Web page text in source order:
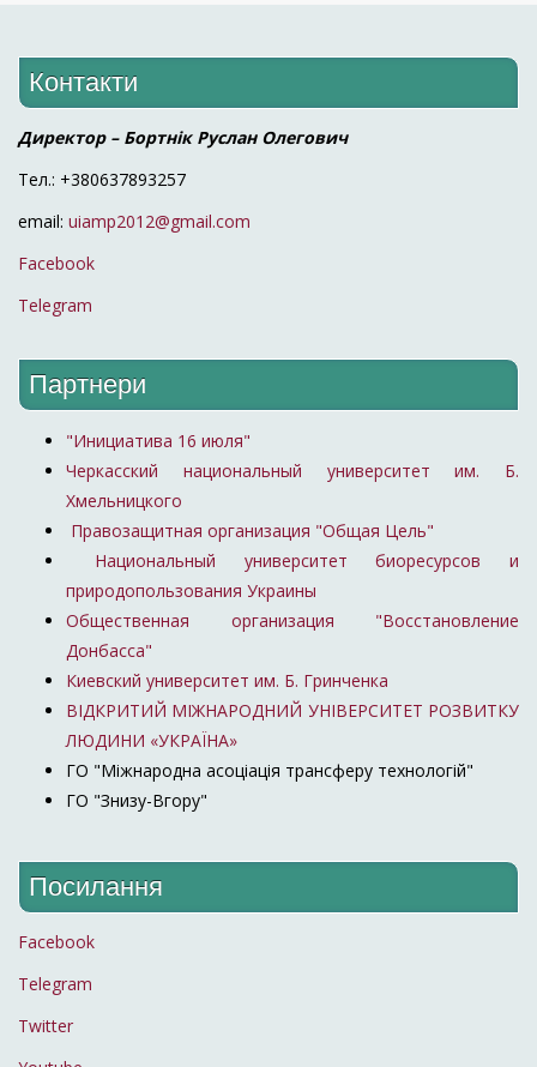
Контакти
Директор – Бортнік Руслан Олегович
Тел.: +380637893257
email: uiamp2012@gmail.com
Facebook
Telegram
Партнери
"Инициатива 16 июля"
Черкасский национальный университет им. Б.
Хмельницкого
Правозащитная организация "Общая Цель"
Национальный университет биоресурсов и
природопользования Украины
Общественная организация "Восстановление
Донбасса"
Киевский университет им. Б. Гринченка
ВІДКРИТИЙ МІЖНАРОДНИЙ УНІВЕРСИТЕТ РОЗВИТКУ
ЛЮДИНИ «УКРАЇНА»
ГО "Міжнародна асоціація трансферу технологій"
ГО "Знизу-Вгору"
Посилання
Facebook
Telegram
Twitter